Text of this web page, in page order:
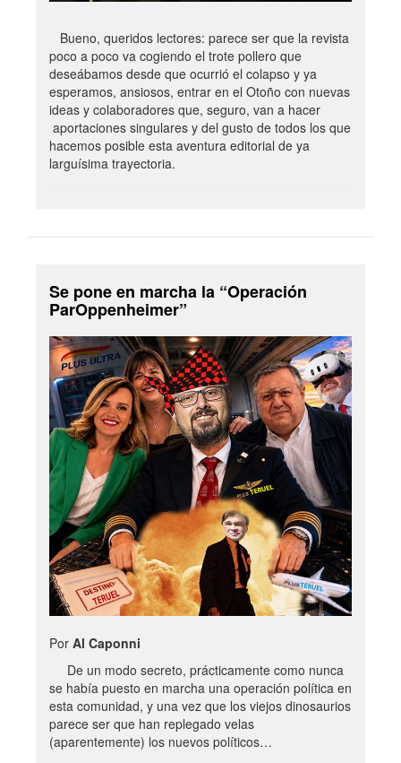
Bueno, queridos lectores: parece ser que la revista
poco a poco va cogiendo el trote pollero que
deseábamos desde que ocurrió el colapso y ya
esperamos, ansiosos, entrar en el Otoño con nuevas
ideas y colaboradores que, seguro, van a hacer
aportaciones singulares y del gusto de todos los que
hacemos posible esta aventura editorial de ya
larguísima trayectoria.
Se pone en marcha la “Operación
ParOppenheimer”
Por Al Caponni
De un modo secreto, prácticamente como nunca
se había puesto en marcha una operación política en
esta comunidad, y una vez que los viejos dinosaurios
parece ser que han replegado velas
(aparentemente) los nuevos políticos…